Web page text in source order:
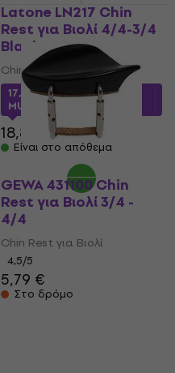
Latone LN217 Chin
Rest για Βιολί 4/4-3/4
Black
Chin Rest για Βιολί
17,67 €με κωδικό
MUZMUZ-5
18,89 €
Είναι στο απόθεμα
GEWA 431100 Chin
Rest για Βιολί 3/4 -
4/4
Chin Rest για Βιολί
4,5/5
5,79 €
Στο δρόμο